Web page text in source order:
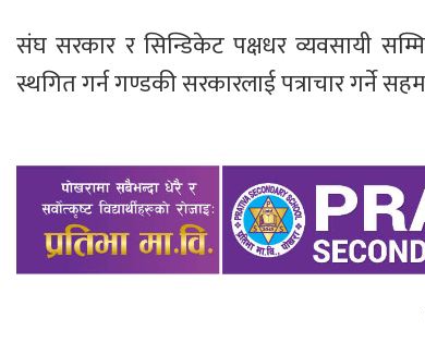
संघ सरकार र सिन्डिकेट पक्षधर व्यवसायी
स्थगित गर्न गण्डकी सरकारलाई पत्राचार गर्ने